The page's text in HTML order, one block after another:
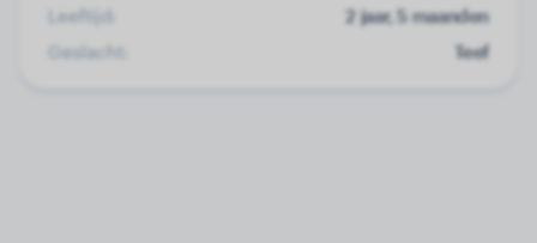
Leeftijd:
2 jaar, 5 maanden
Geslacht:
Teef